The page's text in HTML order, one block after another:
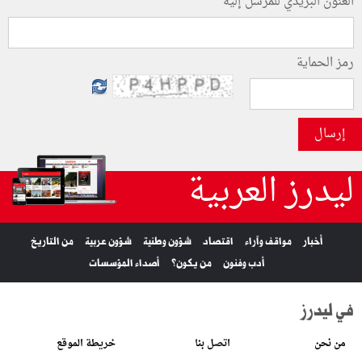
رمز الحماية
إرسال
ليدرز العربية
أخبار مواقف وآراء اقتصاد شؤون وطنية شؤون عربية
من التاريخ
أدب وفنون
من يكون؟ أصداء المؤسسات
في ليدرز
من نحن اتصل بنا خريطة الموقع